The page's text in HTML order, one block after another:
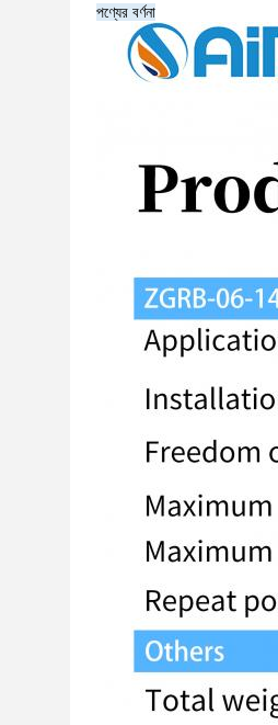
পণ্যের বর্ণনা